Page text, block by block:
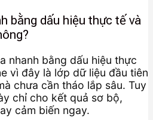
bằng dấu hiệu thực tế và
nhanh bằng dấu hiệu thực
vì đây là lớp dữ liệu đầu tiên
chưa cần tháo lắp sâu. Tuy
chỉ cho kết quả sơ bộ,
cảm biến ngay.